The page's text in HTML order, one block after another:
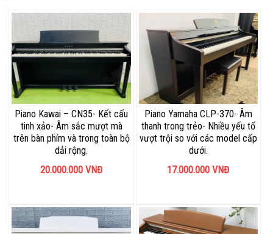
Piano Kawai – CN35- Kết cấu
tinh xảo- Âm sắc mượt mà
trên bàn phím và trong toàn bộ
dải rộng.
20.000.000 VNĐ
Piano Yamaha CLP-370- Âm
thanh trong trẻo- Nhiều yếu tố
vượt trội so với các model cấp
dưới.
17.000.000 VNĐ